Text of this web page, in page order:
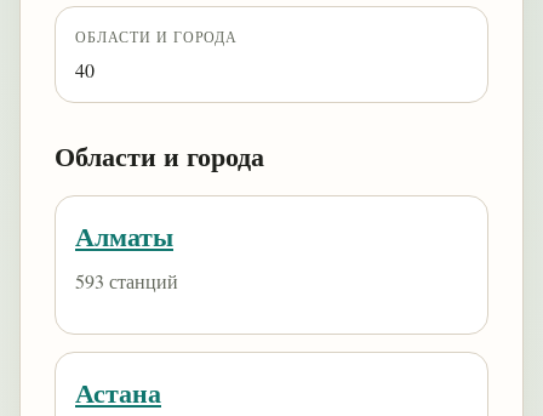
ОБЛАСТИ И ГОРОДА
40
Области и города
Алматы
593 станций
Астана